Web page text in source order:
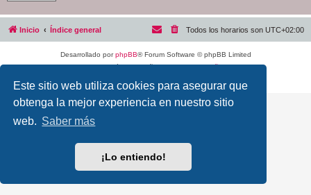
Este sitio web utiliza cookies para asegurar que
obtenga la mejor experiencia en nuestro sitio
web. Saber más
¡Lo entiendo!
Inicio Índice general Todos los horarios son UTC+02:00
Desarrollado porphpBB® Forum Software © phpBB Limited
Traducción al español porphpBB España